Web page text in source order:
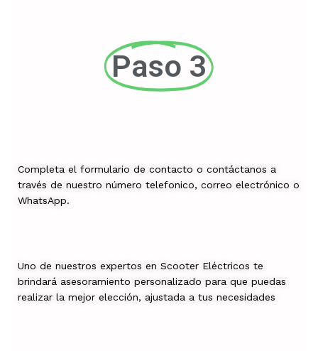
Paso 3
Completa el formulario de contacto o contáctanos a
través de nuestro número telefonico, correo electrónico o
WhatsApp.
Uno de nuestros expertos en Scooter Eléctricos te
brindará asesoramiento personalizado para que puedas
realizar la mejor elección, ajustada a tus necesidades